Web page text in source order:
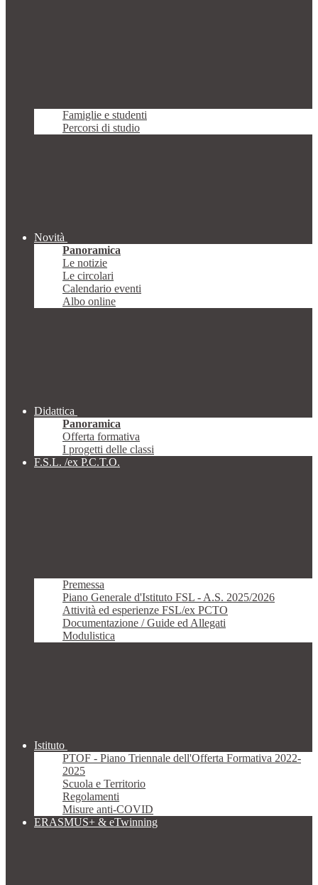
Famiglie e studenti
Percorsi di studio
Novità
Panoramica
Le notizie
Le circolari
Calendario eventi
Albo online
Didattica
Panoramica
Offerta formativa
I progetti delle classi
F.S.L. /ex P.C.T.O.
Premessa
Piano Generale d'Istituto FSL - A.S. 2025/2026
Attività ed esperienze FSL/ex PCTO
Documentazione / Guide ed Allegati
Modulistica
Istituto
PTOF - Piano Triennale dell'Offerta Formativa 2022-
2025
Scuola e Territorio
Regolamenti
Misure anti-COVID
ERASMUS+ & eTwinning